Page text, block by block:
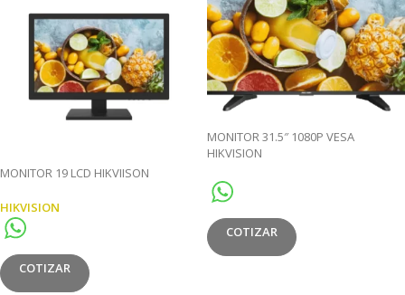
MONITOR 19 LCD HIKVIISON
HIKVISION
COTIZAR
MONITOR 31.5″ 1080P VESA
HIKVISION
COTIZAR